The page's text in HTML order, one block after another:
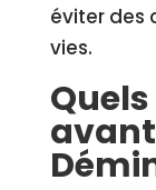
éviter des
vies.